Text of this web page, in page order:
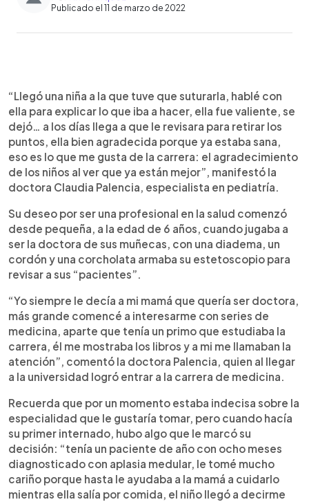
Publicado el 11 de marzo de 2022
► Escuchar artículo
“Llegó una niña a la que tuve que suturarla, hablé con
ella para explicar lo que iba a hacer, ella fue valiente, se
dejó… a los días llega a que le revisara para retirar los
puntos, ella bien agradecida porque ya estaba sana,
eso es lo que me gusta de la carrera: el agradecimiento
de los niños al ver que ya están mejor”, manifestó la
doctora Claudia Palencia, especialista en pediatría.
Su deseo por ser una profesional en la salud comenzó
desde pequeña, a la edad de 6 años, cuando jugaba a
ser la doctora de sus muñecas, con una diadema, un
cordón y una corcholata armaba su estetoscopio para
revisar a sus “pacientes”.
“Yo siempre le decía a mi mamá que quería ser doctora,
más grande comencé a interesarme con series de
medicina, aparte que tenía un primo que estudiaba la
carrera, él me mostraba los libros y a mi me llamaban la
atención”, comentó la doctora Palencia, quien al llegar
a la universidad logró entrar a la carrera de medicina.
Recuerda que por un momento estaba indecisa sobre la
especialidad que le gustaría tomar, pero cuando hacía
su primer internado, hubo algo que le marcó su
decisión: “tenía un paciente de año con ocho meses
diagnosticado con aplasia medular, le tomé mucho
cariño porque hasta le ayudaba a la mamá a cuidarlo
mientras ella salía por comida, el niño llegó a decirme